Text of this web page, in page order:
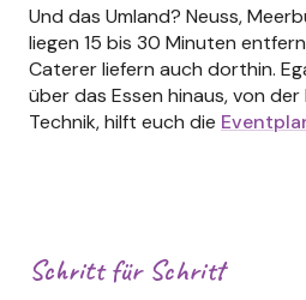
Und das Umland? Neuss,
liegen 15 bis 30 Minuten
Caterer liefern auch dorthin.
über das Essen hinaus, von
Technik, hilft euch die
Schritt für Schritt